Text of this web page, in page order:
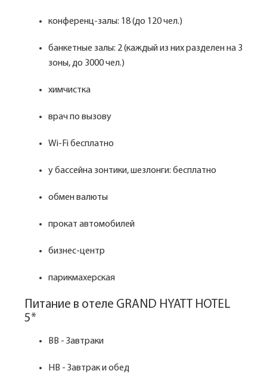
конференц-залы: 18 (до 120 чел.)
банкетные залы: 2 (каждый из них разделен на 3
зоны, до 3000 чел.)
химчистка
врач по вызову
Wi-Fi бесплатно
у бассейна зонтики, шезлонги: бесплатно
обмен валюты
прокат автомобилей
бизнес-центр
парикмахерская
Питание в отеле GRAND HYATT HOTEL
5*
BB - Завтраки
HB - Завтрак и обед